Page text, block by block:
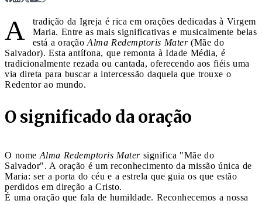
A
tradição da Igreja é rica em orações dedicadas à Virgem
Maria. Entre as mais significativas e musicalmente belas
está a oração Alma Redemptoris Mater(Mãe do
Salvador). Esta antífona, que remonta à Idade Média, é
tradicionalmente rezada ou cantada, oferecendo aos fiéis uma
via direta para buscar a intercessão daquela que trouxe o
Redentor ao mundo.
O significado da oração
O nome Alma Redemptoris Matersignifica "Mãe do
Salvador". A oração é um reconhecimento da missão única de
Maria: ser a porta do céu e a estrela que guia os que estão
perdidos em direção a Cristo.
É uma oração que fala de humildade. Reconhecemos a nossa